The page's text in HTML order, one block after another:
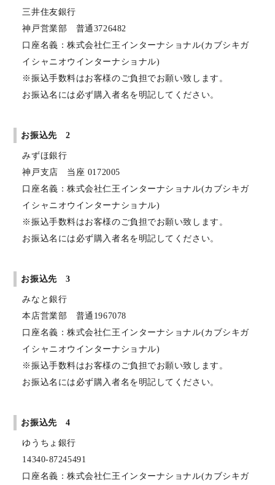
三井住友銀行
神戸営業部 普通3726482
口座名義：株式会社仁王インターナショナル(カブシキガ
イシャニオウインターナショナル)
※振込手数料はお客様のご負担でお願い致します。
お振込名には必ず購入者名を明記してください。
お振込先 2
みずほ銀行
神戸支店 当座 0172005
口座名義：株式会社仁王インターナショナル(カブシキガ
イシャニオウインターナショナル)
※振込手数料はお客様のご負担でお願い致します。
お振込名には必ず購入者名を明記してください。
お振込先 3
みなと銀行
本店営業部 普通1967078
口座名義：株式会社仁王インターナショナル(カブシキガ
イシャニオウインターナショナル)
※振込手数料はお客様のご負担でお願い致します。
お振込名には必ず購入者名を明記してください。
お振込先 4
ゆうちょ銀行
14340-87245491
口座名義：株式会社仁王インターナショナル(カブシキガ